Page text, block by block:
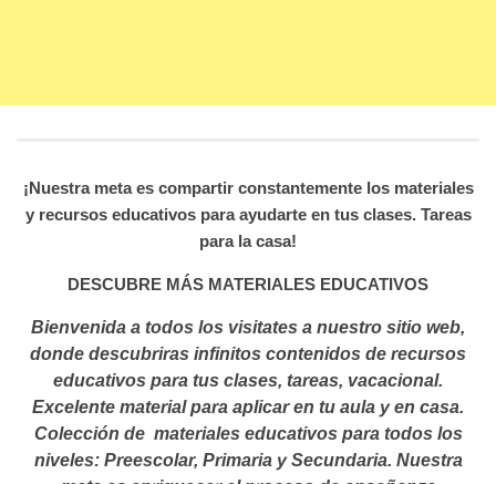
¡Nuestra meta es compartir constantemente los materiales
y recursos educativos para ayudarte en tus clases. Tareas
para la casa!
DESCUBRE MÁS MATERIALES EDUCATIVOS
Bienvenida a todos los visitates a nuestro sitio web,
donde descubriras infinitos contenidos de recursos
educativos para tus clases, tareas, vacacional.
Excelente material para aplicar en tu aula y en casa.
Colección de materiales educativos para todos los
niveles: Preescolar, Primaria y Secundaria. Nuestra